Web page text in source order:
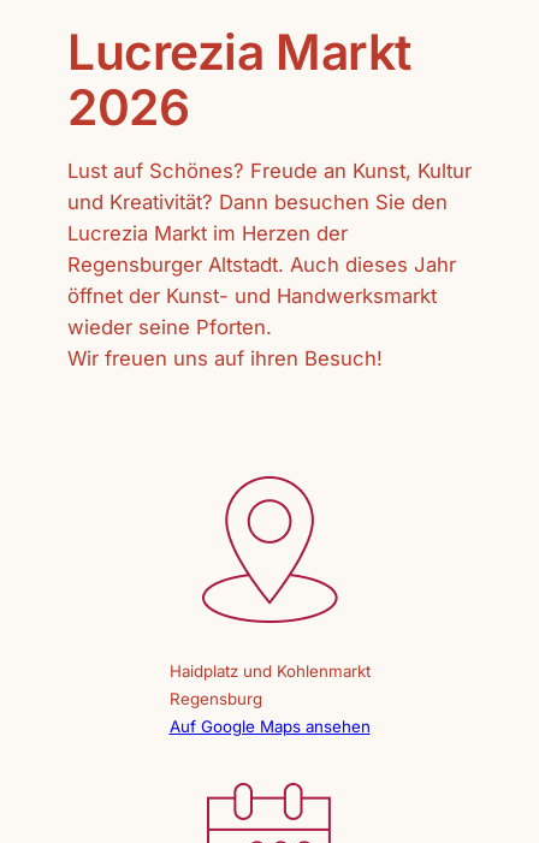
Lucrezia Markt
2026
Lust auf Schönes? Freude an Kunst, Kultur
und Kreativität? Dann besuchen Sie den
Lucrezia Markt im Herzen der
Regensburger Altstadt. Auch dieses Jahr
öffnet der Kunst- und Handwerksmarkt
wieder seine Pforten.
Wir freuen uns auf ihren Besuch!
Haidplatz und Kohlenmarkt
Regensburg
Auf Google Maps ansehen